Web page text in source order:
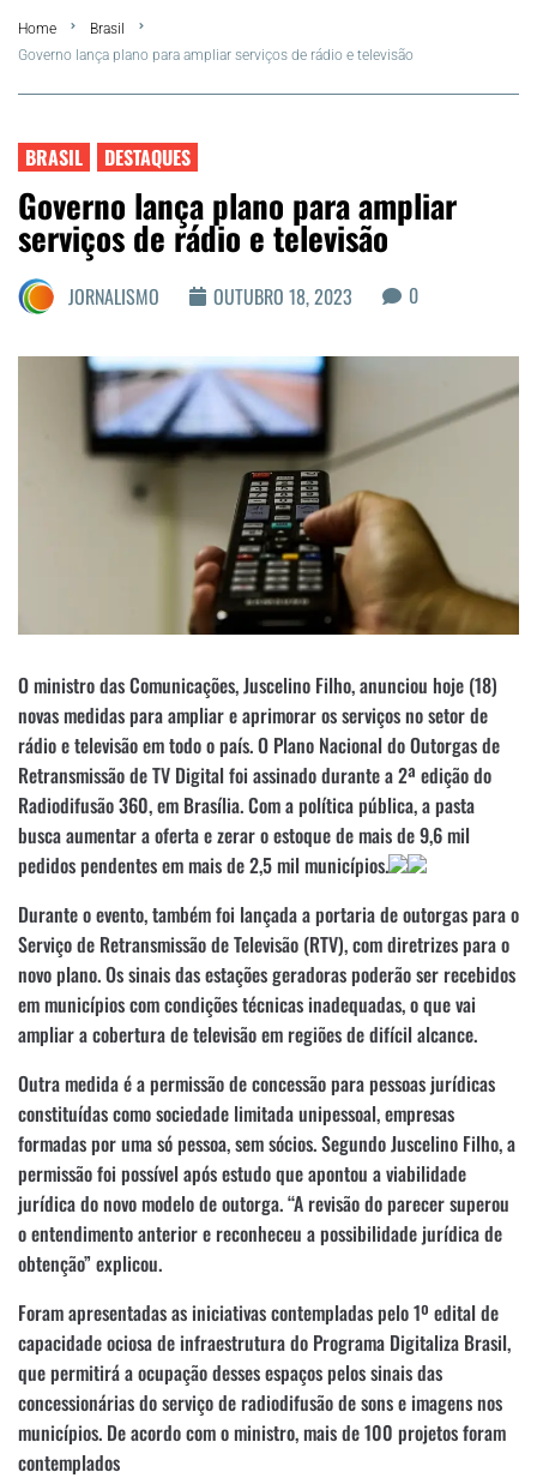
Summer
Região dos Lagos
Agenda Cultural
Colunistas
Matérias Exclusivas
Home
Brasil
Governo lança plano para ampliar serviços de rádio e televisão
BRASIL DESTAQUES
Governo lança plano para ampliar
serviços de rádio e televisão
JORNALISMO OUTUBRO 18, 2023 0
O ministro das Comunicações, Juscelino Filho, anunciou hoje (18)
novas medidas para ampliar e aprimorar os serviços no setor de
rádio e televisão em todo o país. O Plano Nacional do Outorgas de
Retransmissão de TV Digital foi assinado durante a 2ª edição do
Radiodifusão 360, em Brasília. Com a política pública, a pasta
busca aumentar a oferta e zerar o estoque de mais de 9,6 mil
pedidos pendentes em mais de 2,5 mil municípios.
Durante o evento, também foi lançada a portaria de outorgas para o
Serviço de Retransmissão de Televisão (RTV), com diretrizes para o
novo plano. Os sinais das estações geradoras poderão ser recebidos
em municípios com condições técnicas inadequadas, o que vai
ampliar a cobertura de televisão em regiões de difícil alcance.
Outra medida é a permissão de concessão para pessoas jurídicas
constituídas como sociedade limitada unipessoal, empresas
formadas por uma só pessoa, sem sócios. Segundo Juscelino Filho, a
permissão foi possível após estudo que apontou a viabilidade
jurídica do novo modelo de outorga. “A revisão do parecer superou
o entendimento anterior e reconheceu a possibilidade jurídica de
obtenção” explicou.
Foram apresentadas as iniciativas contempladas pelo 1º edital de
capacidade ociosa de infraestrutura do Programa Digitaliza Brasil,
que permitirá a ocupação desses espaços pelos sinais das
concessionárias do serviço de radiodifusão de sons e imagens nos
municípios. De acordo com o ministro, mais de 100 projetos foram
contemplados